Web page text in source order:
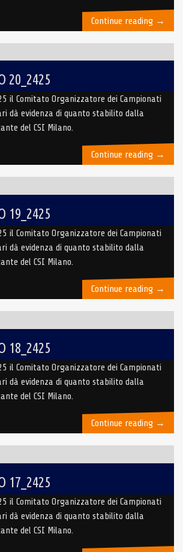
Continue reading →
20_2425
il Comitato Organizzatore dei Campionati
dà evidenza di quanto stabilito dalla
del CSI Milano.
Continue reading →
19_2425
il Comitato Organizzatore dei Campionati
dà evidenza di quanto stabilito dalla
del CSI Milano.
Continue reading →
18_2425
il Comitato Organizzatore dei Campionati
dà evidenza di quanto stabilito dalla
del CSI Milano.
Continue reading →
17_2425
il Comitato Organizzatore dei Campionati
dà evidenza di quanto stabilito dalla
del CSI Milano.